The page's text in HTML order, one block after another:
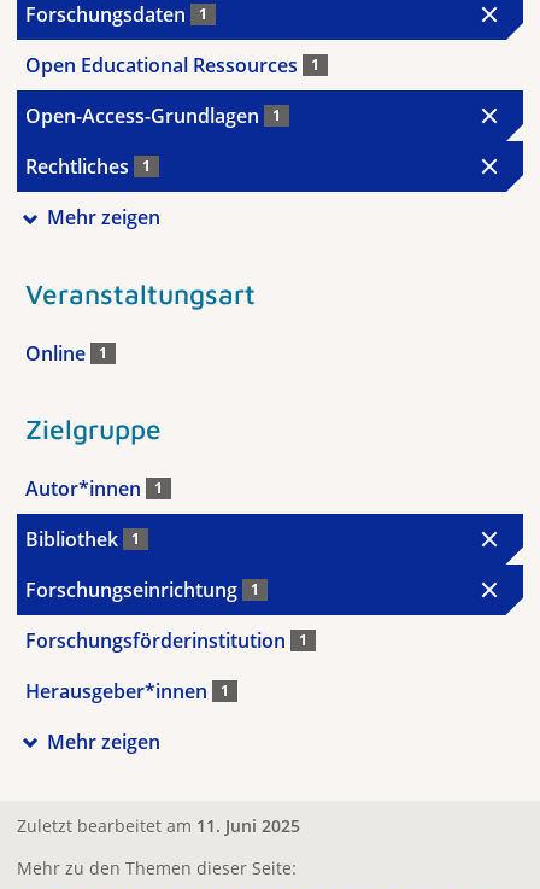
Forschungsdaten 1
Open Educational Ressources 1
Open-Access-Grundlagen 1
Rechtliches 1
Mehr zeigen
Veranstaltungsart
Online 1
Zielgruppe
Autor*innen 1
Bibliothek 1
Forschungseinrichtung 1
Forschungsförderinstitution 1
Herausgeber*innen 1
Mehr zeigen
Zuletzt bearbeitet am 11. Juni 2025
Mehr zu den Themen dieser Seite: